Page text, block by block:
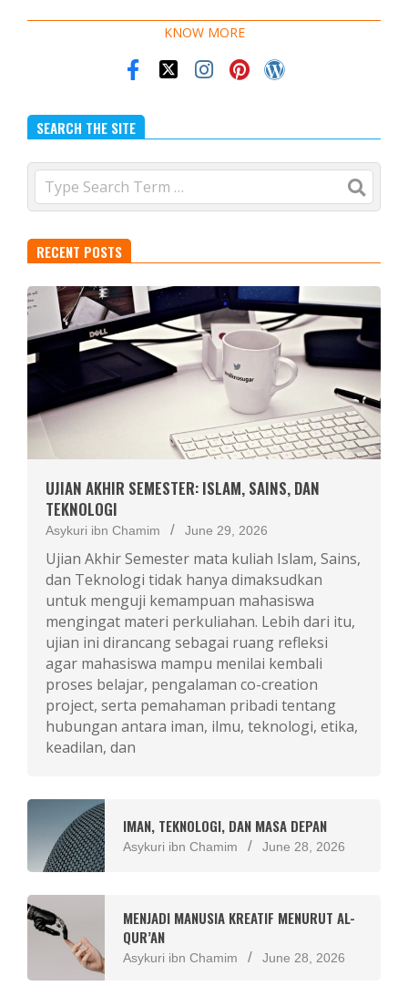
KNOW MORE
SEARCH THE SITE
Search
RECENT POSTS
UJIAN AKHIR SEMESTER: ISLAM, SAINS, DAN
TEKNOLOGI
Asykuri ibn Chamim June 29, 2026
Ujian Akhir Semester mata kuliah Islam, Sains,
dan Teknologi tidak hanya dimaksudkan
untuk menguji kemampuan mahasiswa
mengingat materi perkuliahan. Lebih dari itu,
ujian ini dirancang sebagai ruang refleksi
agar mahasiswa mampu menilai kembali
proses belajar, pengalaman co-creation
project, serta pemahaman pribadi tentang
hubungan antara iman, ilmu, teknologi, etika,
keadilan, dan
IMAN, TEKNOLOGI, DAN MASA DEPAN
Asykuri ibn Chamim June 28, 2026
MENJADI MANUSIA KREATIF MENURUT AL-
QUR’AN
Asykuri ibn Chamim June 28, 2026